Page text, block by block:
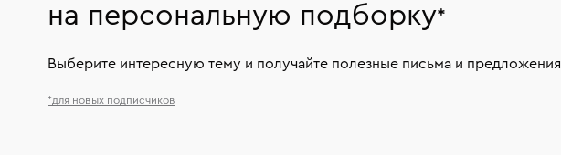
на персональную подборку*
Выберите интересную тему и получайте полезные письма и предложения
*для новых подписчиков